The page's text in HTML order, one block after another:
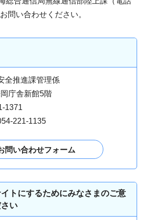
問い合わせください。
全推進課管理係
庁舎新館5階
1371
221-1135
トにするためにみなさまのご意
い